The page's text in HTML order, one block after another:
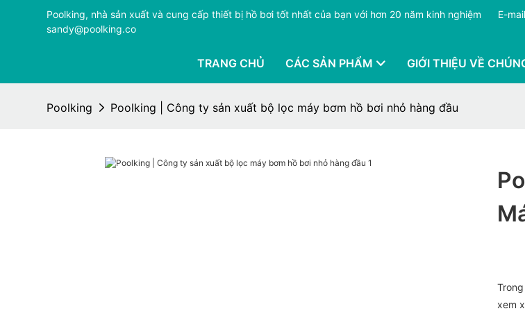
Poolking, nhà sản xuất và cung cấp thiết bị hồ bơi tốt nhất của bạn với hơn 20 năm kinh nghiệm
E-
sandy@poolking.co
TRANG CHỦ CÁC SẢN PHẨM GIỚI THIỆU VỀ
Poolking Poolking | Công ty sản xuất bộ lọc máy bơm hồ bơi nhỏ hàng đầu
xem